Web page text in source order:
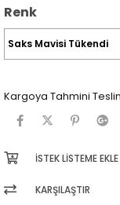
Renk
Kargoya Tahmini
İSTEK LISTEME EKLE
KARŞILAŞTIR